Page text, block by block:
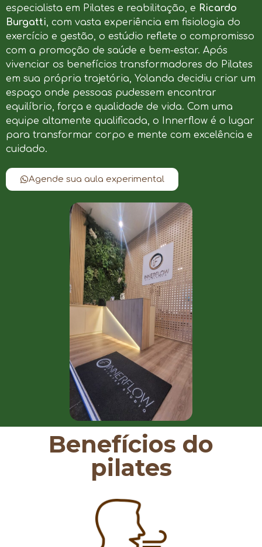
especialista em Pilates e reabilitação, e Ricardo
Burgatti, com vasta experiência em fisiologia do
exercício e gestão, o estúdio reflete o compromisso
com a promoção de saúde e bem-estar. Após
vivenciar os benefícios transformadores do Pilates
em sua própria trajetória, Yolanda decidiu criar um
espaço onde pessoas pudessem encontrar
equilíbrio, força e qualidade de vida. Com uma
equipe altamente qualificada, o Innerflow é o lugar
para transformar corpo e mente com excelência e
cuidado.
Agende sua aula experimental
Benefícios do
pilates